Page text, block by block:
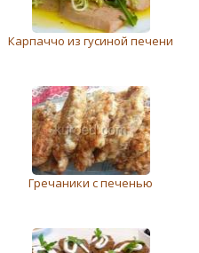
Карпаччо из гусиной печени
Гречаники с печенью